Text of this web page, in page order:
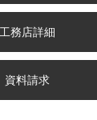
工務店詳細